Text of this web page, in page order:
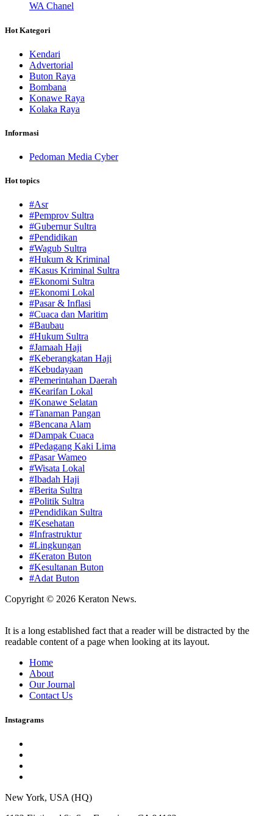
WA Chanel
Hot Kategori
Kendari
Advertorial
Buton Raya
Bombana
Konawe Raya
Kolaka Raya
Informasi
Pedoman Media Cyber
Hot topics
#Asr
#Pemprov Sultra
#Gubernur Sultra
#Pendidikan
#Wagub Sultra
#Hukum & Kriminal
#Kasus Kriminal Sultra
#Ekonomi Sultra
#Ekonomi Lokal
#Pasar & Inflasi
#Cuaca dan Maritim
#Baubau
#Hukum Sultra
#Jamaah Haji
#Keberangkatan Haji
#Kebudayaan
#Pemerintahan Daerah
#Kearifan Lokal
#Konawe Selatan
#Tanaman Pangan
#Bencana Alam
#Dampak Cuaca
#Pedagang Kaki Lima
#Pasar Wameo
#Wisata Lokal
#Ibadah Haji
#Berita Sultra
#Politik Sultra
#Pendidikan Sultra
#Kesehatan
#Infrastruktur
#Lingkungan
#Keraton Buton
#Kesultanan Buton
#Adat Buton
Copyright © 2026 Keraton News.
It is a long established fact that a reader will be distracted by the
readable content of a page when looking at its layout.
Home
About
Our Journal
Contact Us
Instagrams
New York, USA (HQ)